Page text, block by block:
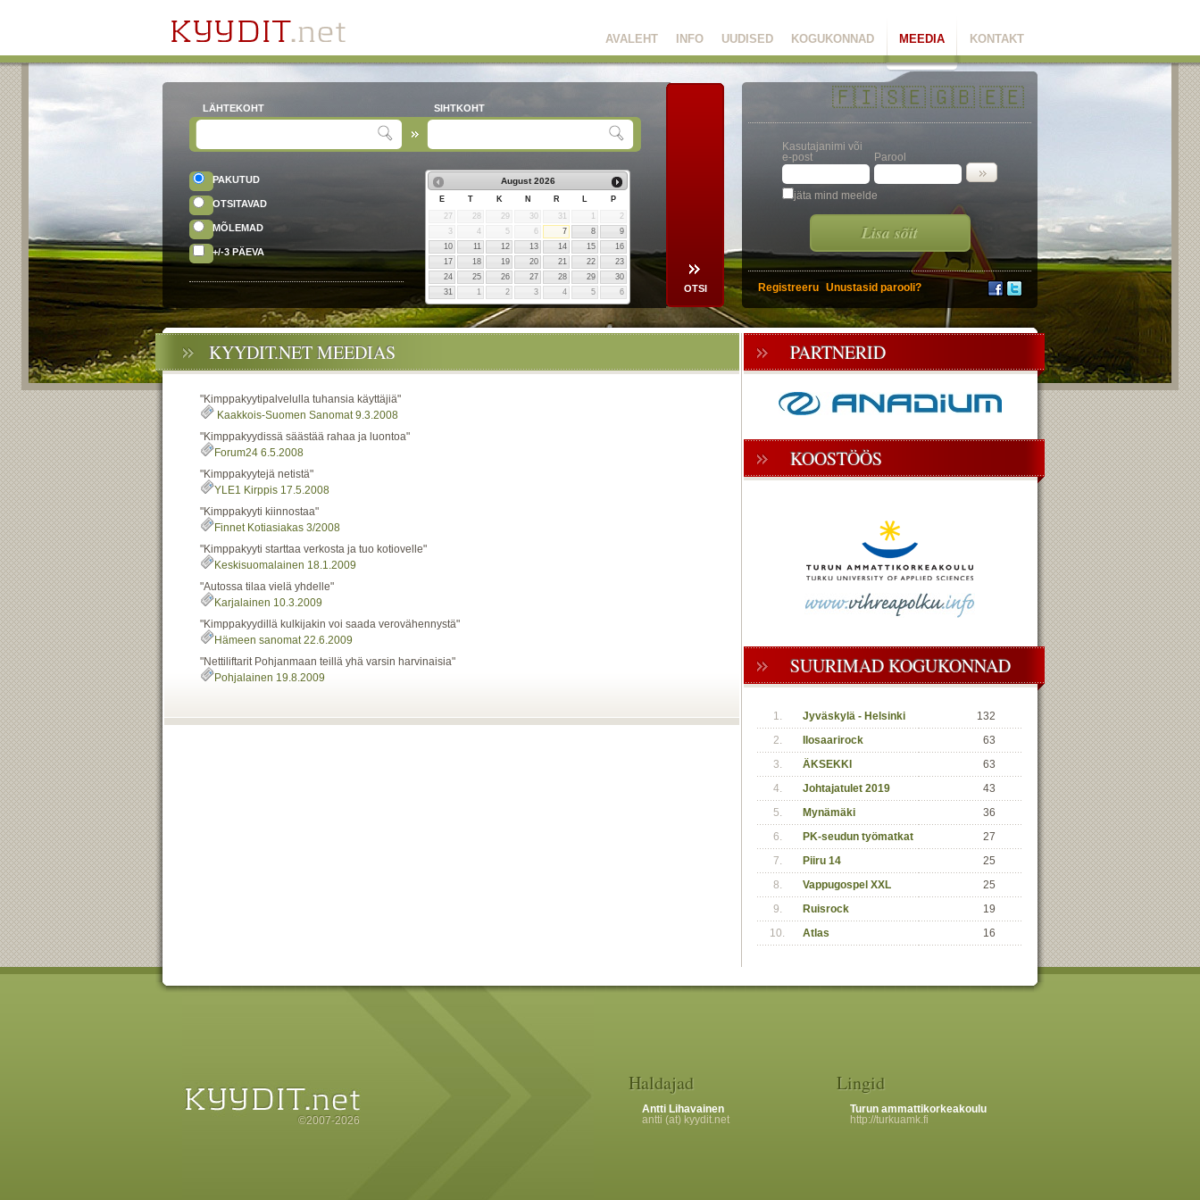
KONTAKT
MEEDIA
KOGUKONNAD
UUDISED
INFO
AVALEHT
LÄHTEKOHT SIHTKOHT
PAKUTUD
OTSITAVAD
MÕLEMAD
+/-3 PÄEVA
August 2026
E T K N R L
P
27
28 29 30 31
2
3
4 5 6 7 8
9
10
11 12 13 14 15
16
17
18 19 20 21 22
23
24
25 26 27 28 29
30
31
1 2 3 4 5 6
🇫🇮🇸🇪🇬🇧🇪🇪
Kasutajanimi või
e-post
Parool
jäta mind meelde
Lisa sõit
Registreeru Unustasid parooli?
KYYDIT.NET MEEDIAS
"Kimppakyytipalvelulla tuhansia käyttäjiä"
Kaakkois-Suomen Sanomat 9.3.2008
"Kimppakyydissä säästää rahaa ja luontoa"
Forum24 6.5.2008
"Kimppakyytejä netistä"
YLE1 Kirppis 17.5.2008
"Kimppakyyti kiinnostaa"
Finnet Kotiasiakas 3/2008
"Kimppakyyti starttaa verkosta ja tuo kotiovelle"
Keskisuomalainen 18.1.2009
"Autossa tilaa vielä yhdelle"
Karjalainen 10.3.2009
"Kimppakyydillä kulkijakin voi saada verovähennystä"
Hämeen sanomat 22.6.2009
"Nettiliftarit Pohjanmaan teillä yhä varsin harvinaisia"
Pohjalainen 19.8.2009
PARTNERID
KOOSTÖÖS
SUURIMAD KOGUKONNAD
1. Jyväskylä - Helsinki
132
2.
Ilosaarirock
63
3.
ÄKSEKKI
63
4.
Johtajatulet 2019
43
5.
Mynämäki
36
6.
PK-seudun työmatkat
27
7.
Piiru 14
25
8.
Vappugospel XXL
25
9.
Ruisrock
19
10.
Atlas 16
©2007-2026
Haldajad
Antti Lihavainen
antti (at) kyydit.net
Lingid
Turun ammattikorkeakoulu
http://turkuamk.fi